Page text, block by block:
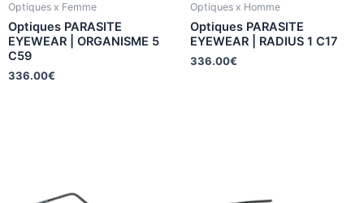
Optiques x Femme
Optiques PARASITE
EYEWEAR | ORGANISME 5
C59
336.00€
Optiques x Homme
Optiques PARASITE
EYEWEAR | RADIUS 1 C17
336.00€